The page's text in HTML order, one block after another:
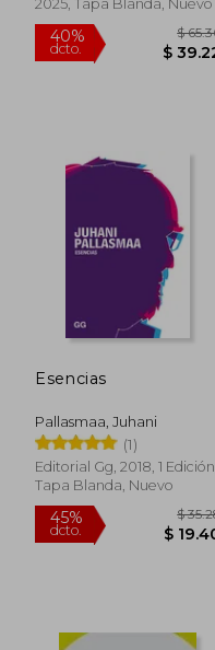
2025, Tapa Blanda, Nuevo
40%
dcto.
Esencias
Pallasmaa, Juhani
(1)
Editorial Gg, 2018, 1 Edición,
Tapa Blanda, Nuevo